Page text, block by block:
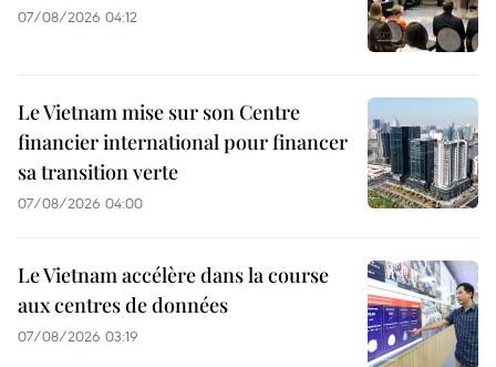
07/08/2026 04:12
Le Vietnam mise sur son Centre
financier international pour financer
sa transition verte
07/08/2026 04:00
Le Vietnam accélère dans la course
aux centres de données
07/08/2026 03:19